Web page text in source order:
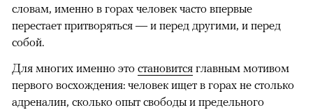
словам, именно в горах человек часто впервые
перестает притворяться — и перед другими, и перед
собой.
Для многих именно это становится главным мотивом
первого восхождения: человек ищет в горах не столько
адреналин, сколько опыт свободы и предельного